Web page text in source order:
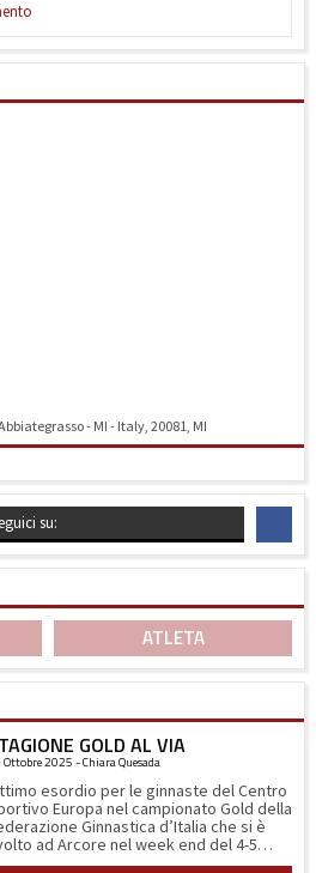
- MI - Italy, 20081, MI
su:
ATLETA
GOLD AL VIA
2025 - Chiara Quesada
esordio per le ginnaste del Centro
Europa nel campionato Gold della
Ginnastica d’Italia che si è
ad Arcore nel week end del 4-5
Sabato 4 alle 11.00 del mattino